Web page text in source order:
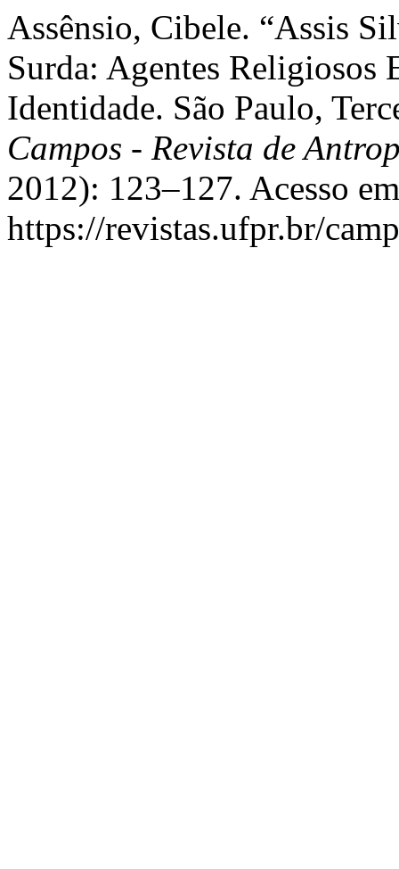
Assênsio, Cibele. “Assis
Surda: Agentes Religiosos
Identidade. São Paulo,
Campos - Revista de
2012): 123–127. Acesso
https://revistas.ufpr.br/